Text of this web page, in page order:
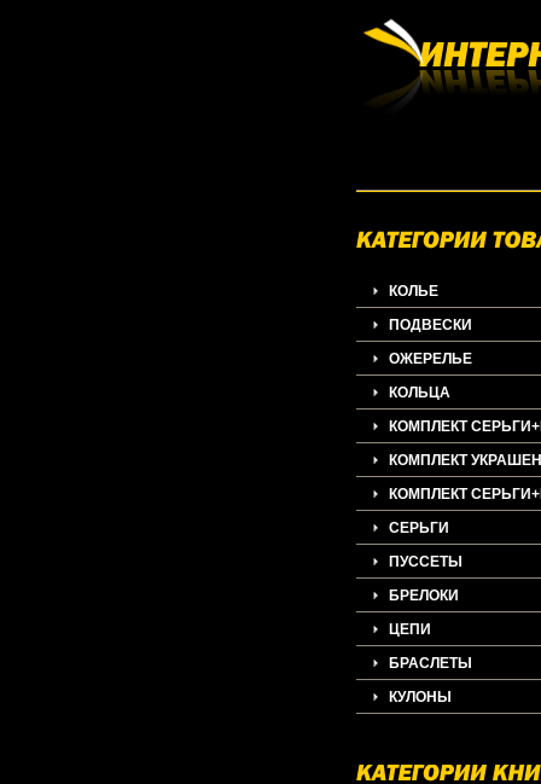
КОЛЬЕ
ПОДВЕСКИ
ОЖЕРЕЛЬЕ
КОЛЬЦА
КОМПЛЕКТ
КОМПЛЕКТ
КОМПЛЕКТ
СЕРЬГИ
ПУССЕТЫ
БРЕЛОКИ
ЦЕПИ
БРАСЛЕТЫ
КУЛОНЫ